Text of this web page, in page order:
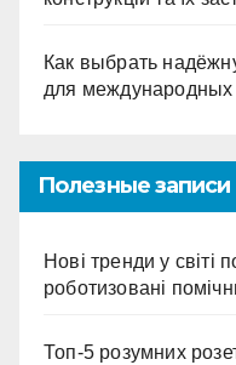
Как выбрать
для международных
Полезные записи
Нові тренди у світі
роботизовані
Топ-5 розумних